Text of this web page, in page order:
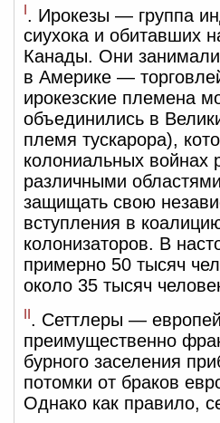
I
. Ирокезы — группа
сиухока и обитавших
Канады. Они
в Америке —
ирокезские племена
объединились в
племя тускарора),
колониальных войнах
различными
защищать свою
вступления в
колонизаторов. В
примерно 50 тысяч
около 35 тысяч
II. Сеттлеры —
преимущественно
бурного заселения
потомки от браков
Однако как правило,